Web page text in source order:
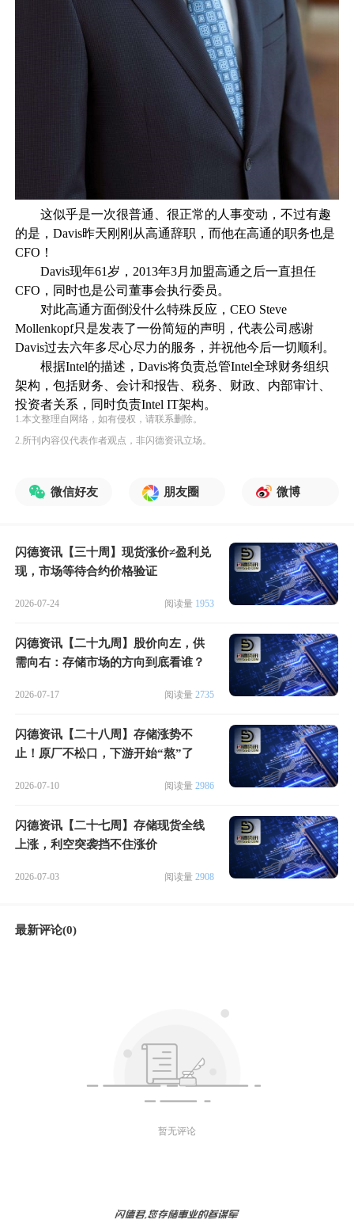
这似乎是一次很普通、很正常的人事变动，不过有趣
的是，Davis昨天刚刚从高通辞职，而他在高通的职务也是
CFO！
Davis现年61岁，2013年3月加盟高通之后一直担任
CFO，同时也是公司董事会执行委员。
对此高通方面倒没什么特殊反应，CEO Steve
Mollenkopf只是发表了一份简短的声明，代表公司感谢
Davis过去六年多尽心尽力的服务，并祝他今后一切顺利。
根据Intel的描述，Davis将负责总管Intel全球财务组织
架构，包括财务、会计和报告、税务、财政、内部审计、
投资者关系，同时负责Intel IT架构。
1.本文整理自网络，如有侵权，请联系删除。
2.所刊内容仅代表作者观点，非闪德资讯立场。
微信好友 朋友圈 微博
闪德资讯【三十周】现货涨价≠盈利兑
现，市场等待合约价格验证
2026-07-24 阅读量 1953
闪德资讯【二十九周】股价向左，供
需向右：存储市场的方向到底看谁？
2026-07-17 阅读量 2735
闪德资讯【二十八周】存储涨势不
止！原厂不松口，下游开始“熬”了
2026-07-10 阅读量 2986
闪德资讯【二十七周】存储现货全线
上涨，利空突袭挡不住涨价
2026-07-03 阅读量 2908
最新评论(0)
暂无评论